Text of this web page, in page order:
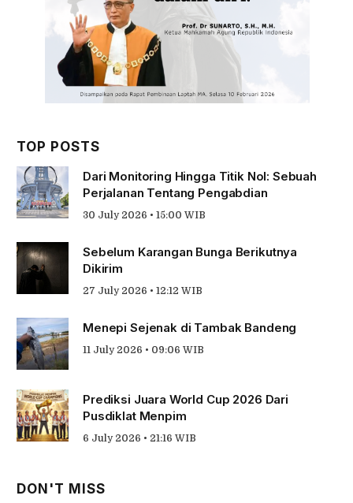
TOP POSTS
Dari Monitoring Hingga Titik Nol: Sebuah
Perjalanan Tentang Pengabdian
30 July 2026 • 15:00 WIB
Sebelum Karangan Bunga Berikutnya
Dikirim
27 July 2026 • 12:12 WIB
Menepi Sejenak di Tambak Bandeng
11 July 2026 • 09:06 WIB
Prediksi Juara World Cup 2026 Dari
Pusdiklat Menpim
6 July 2026 • 21:16 WIB
DON'T MISS